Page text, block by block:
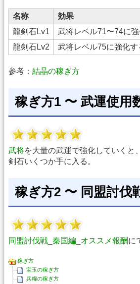
名称
効果
龍剣石Lv1
武将レベル71〜74に
龍剣石Lv2
武将レベル75に強化
参考： 結晶の稼ぎ方
稼ぎ方1 〜 武運使用
武将を大量の武運で強化していくと
剣石いくつか手に入る。
稼ぎ方2 〜 同盟討伐
同盟討伐戦_秦国編_オススメ報酬に
稼ぎ方
宝玉の稼ぎ方
兵糧の稼ぎ方